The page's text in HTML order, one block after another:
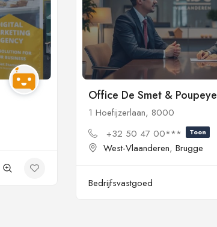
Office De Smet & Poupeye
1 Hoefijzerlaan, 8000
+32 50 47 00***
Toon
West-Vlaanderen, Brugge
Bedrijfsvastgoed